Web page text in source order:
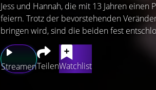
StreamenTeilenWatchlist
Jess und Hannah, die mit 13 Jahren
feiern. Trotz der bevorstehenden
bringen wird, sind die beiden fest